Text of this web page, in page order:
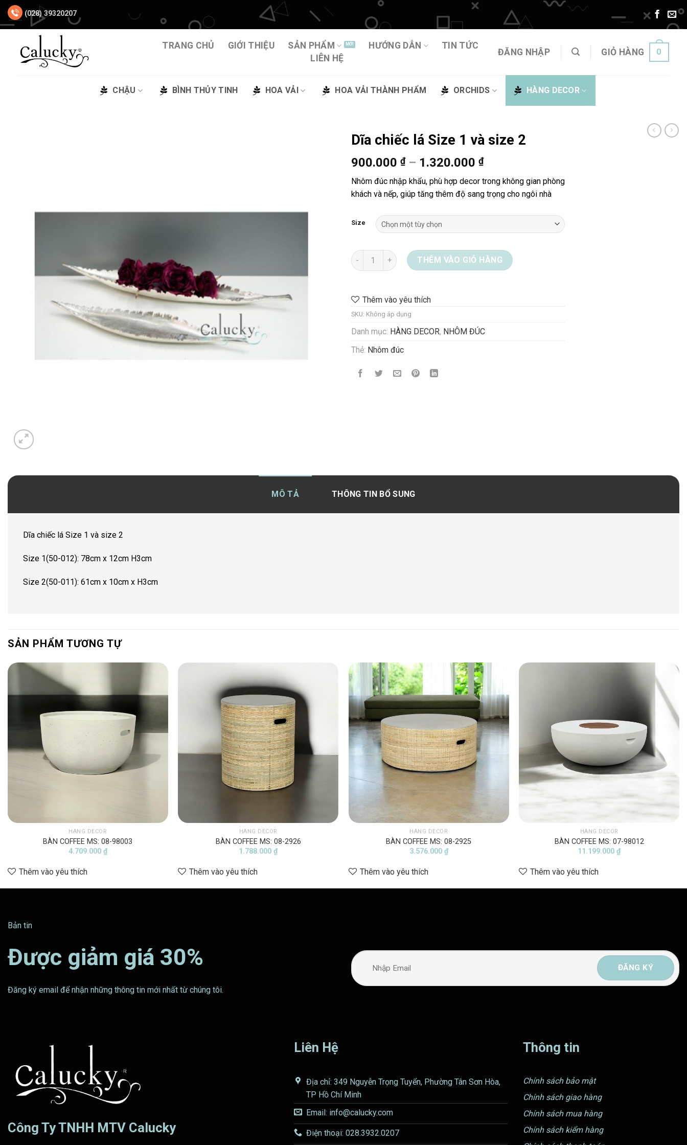
Chuyển
đến
nội
(028) 39320207
TRANG CHỦ GIỚI THIỆU SẢN PHẨM HƯỚNG DẪN
TIN TỨC
LIÊN HỆ
ĐĂNG NHẬP GIỎ HÀNG 0
CHẬU BÌNH THỦY TINH HOA VẢI HOA VẢI THÀNH PHẨM ORCHIDS HÀNG DECOR
Dĩa chiếc lá Size 1 và size 2
900.000 ₫ – 1.320.000 ₫Khoảng
từ
900.000 ₫
Nhôm đúc nhập khẩu, phù hợp decor trong không gian phòng
khách và nếp, giúp tăng thêm độ sang trọng cho ngôi nhà
Size
Dĩa chiếc lá Size 1 và size 2 số lượng
THÊM VÀO GIỎ HÀNG
Thêm vào yêu thích
SKU: Không áp dụng
Danh mục: HÀNG DECOR, NHÔM ĐÚC
Thẻ: Nhôm đúc
MÔ TẢ THÔNG TIN BỔ SUNG
Dĩa chiếc lá Size 1 và size 2
Size 1(50-012): 78cm x 12cm H3cm
Size 2(50-011): 61cm x 10cm x H3cm
SẢN PHẨM TƯƠNG TỰ
HÀNG DECOR
BÀN COFFEE MS: 08-98003
4.709.000 ₫
Thêm vào yêu thích
HÀNG DECOR
BÀN COFFEE MS: 08-2926
1.788.000₫
Thêm vào yêu thích
HÀNG DECOR
BÀN COFFEE MS: 08-2925
3.576.000 ₫
Thêm vào yêu thích
HÀNG DECOR
BÀN COFFEE MS: 07-98012
11.199.000₫
Thêm vào yêu thích
Bản tin
Được giảm giá 30%
Đăng ký email để nhận những thông tin mới nhất từ chúng tôi.
Công Ty TNHH MTV Calucky
Liên Hệ
Địa chỉ: 349 Nguyễn Trọng Tuyển, Phường Tân Sơn Hòa,
TP Hồ Chí Minh
Email: info@calucky.com
Điện thoại: 028.3932.0207
Thông tin
Chính sách bảo mật
Chính sách giao hàng
Chính sách mua hàng
Chính sách kiểm hàng